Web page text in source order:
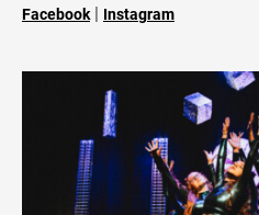
Facebook| Instagram